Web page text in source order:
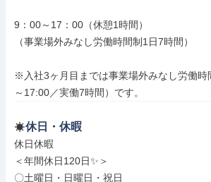
9：00～17：00（休憩1時間）
（事業場外みなし労働時間制1日7時間）
※入社3ヶ月目までは事業場外みなし労働時
～17:00／実働7時間）です。
休日・休暇
休日休暇
＜年間休日120日✨＞
〇土曜日・日曜日・祝日